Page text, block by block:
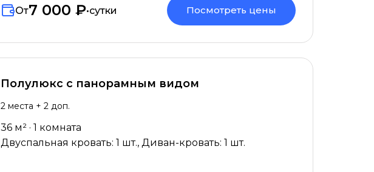
От7 000 ₽•сутки Посмотреть цены
Полулюкс с панорамным видом
2 места + 2 доп.
36 м² · 1 комната
Двуспальная кровать: 1 шт., Диван-кровать: 1 шт.